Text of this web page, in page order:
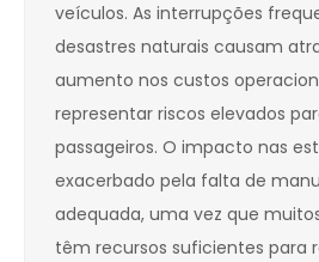
veículos. As interrupções
desastres naturais causam
aumento nos custos
representar riscos elevados
passageiros. O impacto nas
exacerbado pela falta de
adequada, uma vez que
têm recursos suficientes para